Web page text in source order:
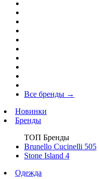
Все бренды →
Новинки
Бренды
ТОП Бренды
Brunello Cucinelli 505
Stone Island 4
Одежда